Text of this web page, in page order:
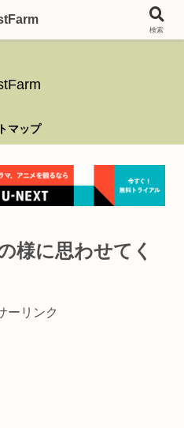
釣り、乗り物、DIYなど難しい事はさ
マップ
様に思わせてく
ーリンク
検索